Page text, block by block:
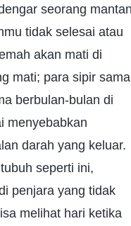
seorang mantan
tidak selesai atau
akan mati di
mati; para sipir sama
berbulan-bulan di
menyebabkan
darah yang keluar.
seperti ini,
penjara yang tidak
melihat hari ketika